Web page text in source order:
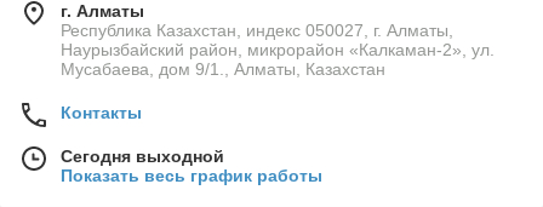
г. Алматы
Республика Казахстан, индекс 050027, г. Алматы,
Наурызбайский район, микрорайон «Калкаман-2», ул.
Мусабаева, дом 9/1., Алматы, Казахстан
Контакты
Сегодня выходной
Показать весь график работы